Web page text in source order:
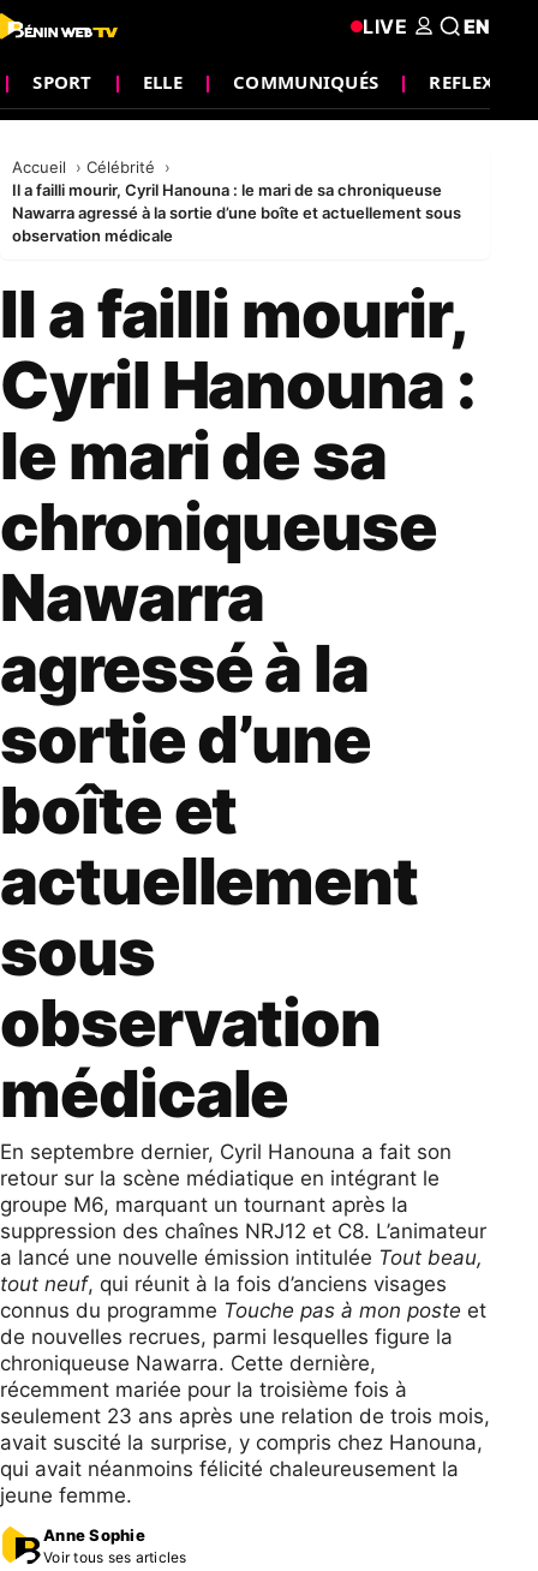
SPORT ELLE COMMUNIQUÉS REFLEXION
LIVE EN
Accueil
Célébrité
Il a failli mourir, Cyril Hanouna : le mari de sa chroniqueuse
Nawarra agressé à la sortie d’une boîte et actuellement sous
observation médicale
Il a failli mourir,
Cyril Hanouna :
le mari de sa
chroniqueuse
Nawarra
agressé à la
sortie d’une
boîte et
actuellement
sous
observation
médicale
En septembre dernier, Cyril Hanouna a fait son
retour sur la scène médiatique en intégrant le
groupe M6, marquant un tournant après la
suppression des chaînes NRJ12 et C8. L’animateur
a lancé une nouvelle émission intitulée Tout beau,
tout neuf, qui réunit à la fois d’anciens visages
connus du programme Touche pas à mon poste et
de nouvelles recrues, parmi lesquelles figure la
chroniqueuse Nawarra. Cette dernière,
récemment mariée pour la troisième fois à
seulement 23 ans après une relation de trois mois,
avait suscité la surprise, y compris chez Hanouna,
qui avait néanmoins félicité chaleureusement la
jeune femme.
Anne Sophie
Voir tous ses articles